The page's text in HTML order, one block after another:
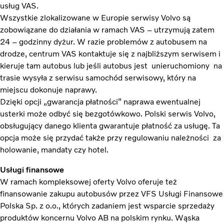
usług VAS.
Wszystkie zlokalizowane w Europie serwisy Volvo są
zobowiązane do działania w ramach VAS – utrzymują zatem
24 – godzinny dyżur. W razie problemów z autobusem na
drodze, centrum VAS kontaktuje się z najbliższym serwisem i
kieruje tam autobus lub jeśli autobus jest unieruchomiony na
trasie wysyła z serwisu samochód serwisowy, który na
miejscu dokonuje naprawy.
Dzięki opcji „gwarancja płatności” naprawa ewentualnej
usterki może odbyć się bezgotówkowo. Polski serwis Volvo,
obsługujący danego klienta gwarantuje płatność za usługę. Ta
opcja może się przydać także przy regulowaniu należności za
holowanie, mandaty czy hotel.
Usługi finansowe
W ramach kompleksowej oferty Volvo oferuje też
finansowanie zakupu autobusów przez VFS Usługi Finansowe
Polska Sp. z o.o., których zadaniem jest wsparcie sprzedaży
produktów koncernu Volvo AB na polskim rynku. Wąska